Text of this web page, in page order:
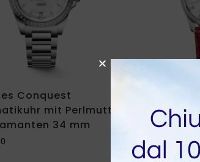
Conquest
mit Perlmutt
34 mm
Longines
Leder 34
3.400,00